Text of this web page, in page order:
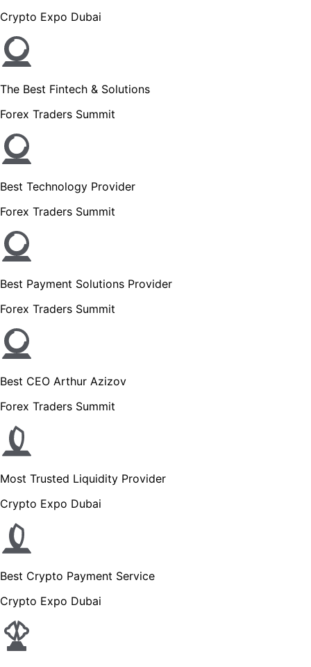
Crypto Expo Dubai
The Best Fintech & Solutions
Forex Traders Summit
Best Technology Provider
Forex Traders Summit
Best Payment Solutions Provider
Forex Traders Summit
Best CEO Arthur Azizov
Forex Traders Summit
Most Trusted Liquidity Provider
Crypto Expo Dubai
Best Crypto Payment Service
Crypto Expo Dubai